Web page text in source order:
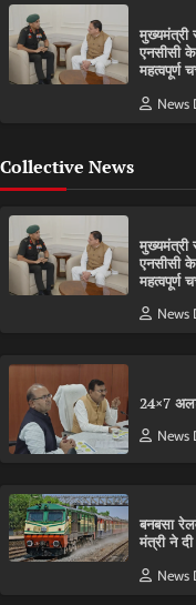
मुख्यमंत्री
एनसीसी
महत्वपूर्ण
News
Collective News
मुख्यमंत्री
एनसीसी
महत्वपूर्ण
News
24×7
News
बनबसा
मंत्री ने
News